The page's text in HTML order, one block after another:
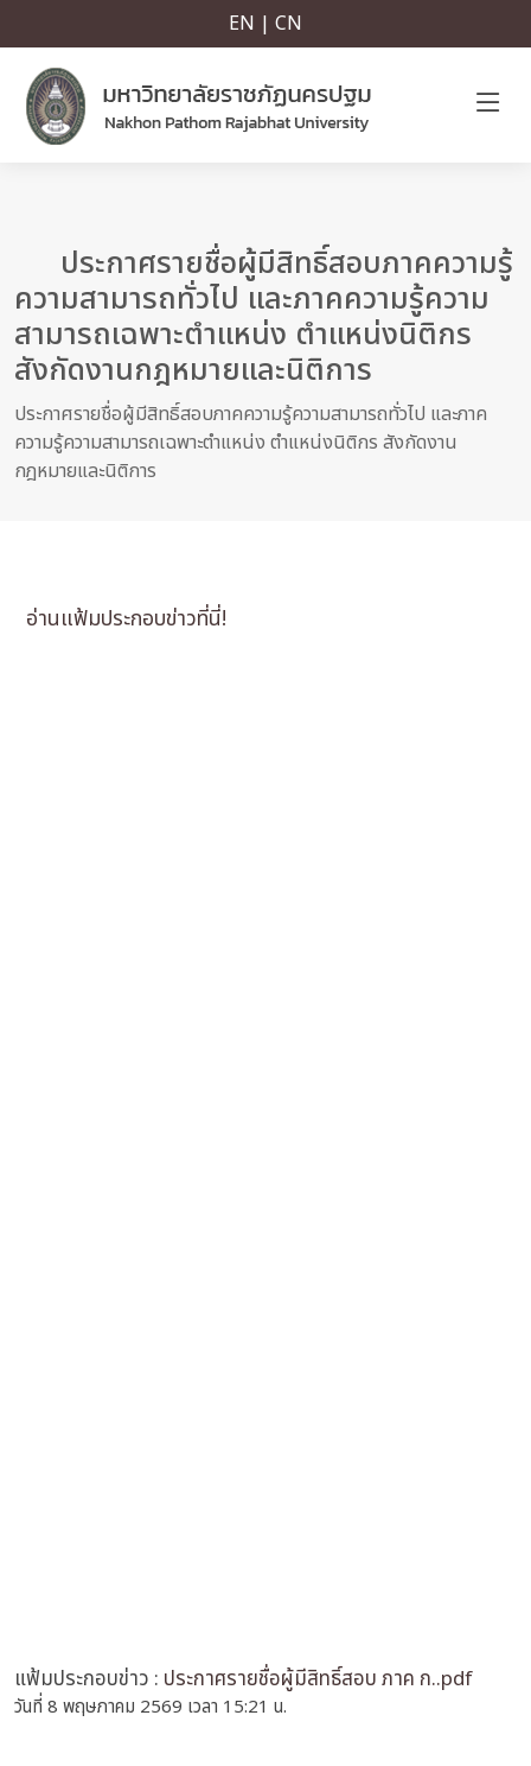
EN | CN
ประกาศรายชื่อผู้มีสิทธิ์สอบภาคความรู้
ความสามารถทั่วไป และภาคความรู้ความ
สามารถเฉพาะตำแหน่ง ตำแหน่งนิติกร
สังกัดงานกฎหมายและนิติการ
ประกาศรายชื่อผู้มีสิทธิ์สอบภาคความรู้ความสามารถทั่วไป และภาค
ความรู้ความสามารถเฉพาะตำแหน่ง ตำแหน่งนิติกร สังกัดงาน
กฎหมายและนิติการ
อ่านแฟ้มประกอบข่าวที่นี่!
แฟ้มประกอบข่าว : ประกาศรายชื่อผู้มีสิทธิ์สอบ ภาค ก..pdf
วันที่ 8 พฤษภาคม 2569 เวลา 15:21 น.